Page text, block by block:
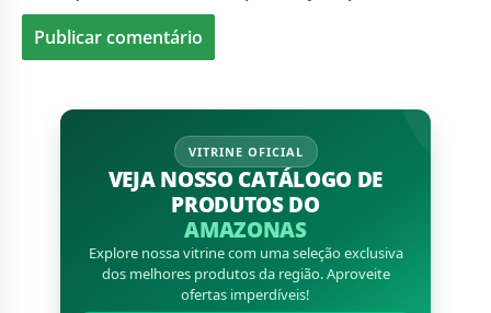
VITRINE OFICIAL
VEJA NOSSO CATÁLOGO DE
PRODUTOS DO
AMAZONAS
Explore nossa vitrine com uma seleção exclusiva
dos melhores produtos da região. Aproveite
ofertas imperdíveis!